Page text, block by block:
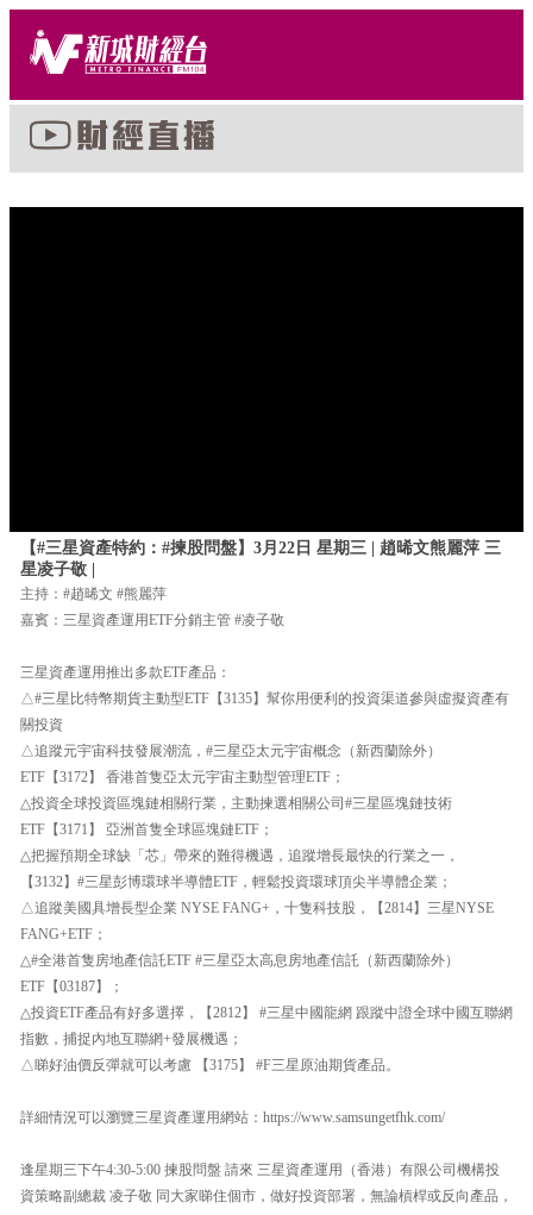
【#三星資產特約：#揀股問盤】3月22日 星期三 | 趙晞文熊麗萍 三
星凌子敬 |
主持：#趙晞文 #熊麗萍
嘉賓：三星資產運用ETF分銷主管 #凌子敬
三星資產運用推出多款ETF產品：
△#三星比特幣期貨主動型ETF【3135】幫你用便利的投資渠道參與虛擬資產有
關投資
△追蹤元宇宙科技發展潮流，#三星亞太元宇宙概念（新西蘭除外）
ETF【3172】 香港首隻亞太元宇宙主動型管理ETF；
△投資全球投資區塊鏈相關行業，主動揀選相關公司#三星區塊鏈技術
ETF【3171】 亞洲首隻全球區塊鏈ETF；
△把握預期全球缺「芯」帶來的難得機遇，追蹤增長最快的行業之一，
【3132】#三星彭博環球半導體ETF，輕鬆投資環球頂尖半導體企業；
△追蹤美國具增長型企業 NYSE FANG+，十隻科技股，【2814】三星NYSE
FANG+ETF；
△#全港首隻房地產信託ETF #三星亞太高息房地產信託（新西蘭除外）
ETF【03187】；
△投資ETF產品有好多選擇，【2812】 #三星中國龍網 跟蹤中證全球中國互聯網
指數，捕捉內地互聯網+發展機遇；
△睇好油價反彈就可以考慮 【3175】 #F三星原油期貨產品。
詳細情況可以瀏覽三星資產運用網站：https://www.samsungetfhk.com/
逢星期三下午4:30-5:00 揀股問盤 請來 三星資產運用（香港）有限公司機構投
資策略副總裁 凌子敬 同大家睇住個市，做好投資部署，無論槓桿或反向產品，